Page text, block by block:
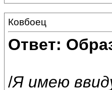
Ковбоец
Ответ:
/Я имею